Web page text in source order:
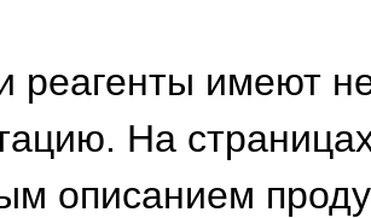
реагенты имеют
На
описанием